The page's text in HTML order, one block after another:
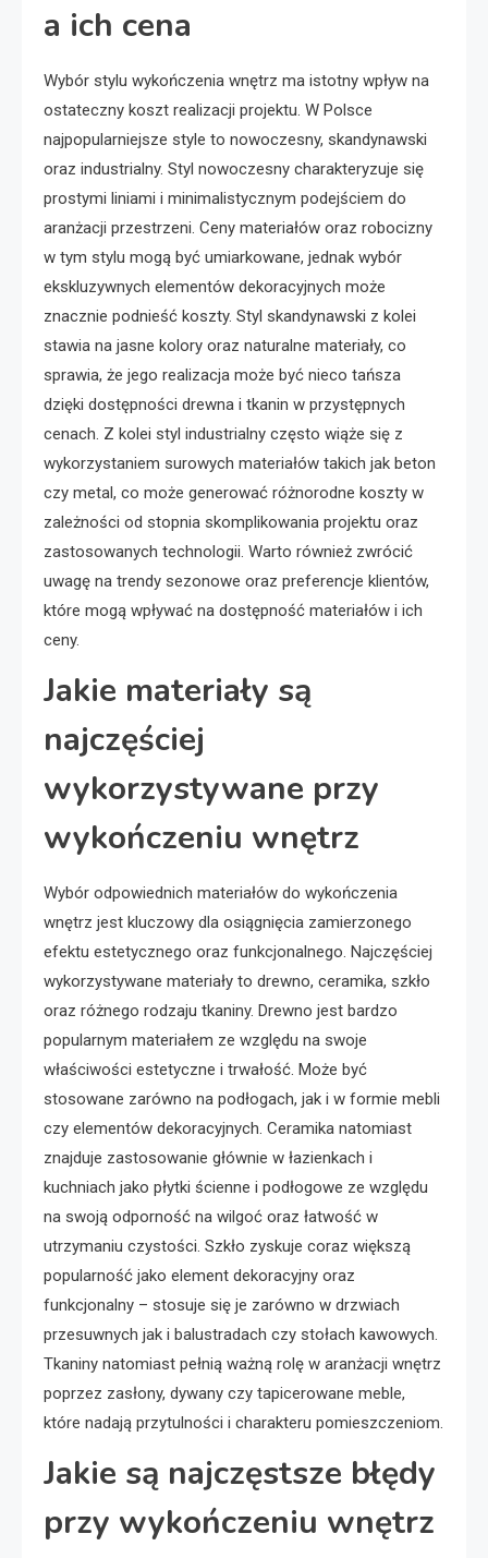
a ich cena
Wybór stylu wykończenia wnętrz ma istotny wpływ na
ostateczny koszt realizacji projektu. W Polsce
najpopularniejsze style to nowoczesny, skandynawski
oraz industrialny. Styl nowoczesny charakteryzuje się
prostymi liniami i minimalistycznym podejściem do
aranżacji przestrzeni. Ceny materiałów oraz robocizny
w tym stylu mogą być umiarkowane, jednak wybór
ekskluzywnych elementów dekoracyjnych może
znacznie podnieść koszty. Styl skandynawski z kolei
stawia na jasne kolory oraz naturalne materiały, co
sprawia, że jego realizacja może być nieco tańsza
dzięki dostępności drewna i tkanin w przystępnych
cenach. Z kolei styl industrialny często wiąże się z
wykorzystaniem surowych materiałów takich jak beton
czy metal, co może generować różnorodne koszty w
zależności od stopnia skomplikowania projektu oraz
zastosowanych technologii. Warto również zwrócić
uwagę na trendy sezonowe oraz preferencje klientów,
które mogą wpływać na dostępność materiałów i ich
ceny.
Jakie materiały są
najczęściej
wykorzystywane przy
wykończeniu wnętrz
Wybór odpowiednich materiałów do wykończenia
wnętrz jest kluczowy dla osiągnięcia zamierzonego
efektu estetycznego oraz funkcjonalnego. Najczęściej
wykorzystywane materiały to drewno, ceramika, szkło
oraz różnego rodzaju tkaniny. Drewno jest bardzo
popularnym materiałem ze względu na swoje
właściwości estetyczne i trwałość. Może być
stosowane zarówno na podłogach, jak i w formie mebli
czy elementów dekoracyjnych. Ceramika natomiast
znajduje zastosowanie głównie w łazienkach i
kuchniach jako płytki ścienne i podłogowe ze względu
na swoją odporność na wilgoć oraz łatwość w
utrzymaniu czystości. Szkło zyskuje coraz większą
popularność jako element dekoracyjny oraz
funkcjonalny – stosuje się je zarówno w drzwiach
przesuwnych jak i balustradach czy stołach kawowych.
Tkaniny natomiast pełnią ważną rolę w aranżacji wnętrz
poprzez zasłony, dywany czy tapicerowane meble,
które nadają przytulności i charakteru pomieszczeniom.
Jakie są najczęstsze błędy
przy wykończeniu wnętrz